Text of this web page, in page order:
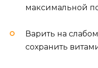
максимальной
Варить на
сохранить